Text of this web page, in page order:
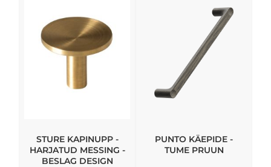
STURE KAPINUPP -
HARJATUD MESSING -
BESLAG DESIGN
PUNTO KÄEPIDE -
TUME PRUUN